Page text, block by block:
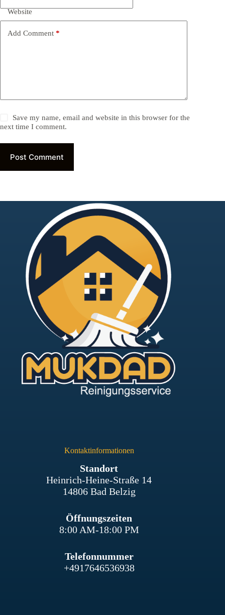
Website
Add Comment *
Save my name, email and website in this browser for the
next time I comment.
Post Comment
Kontaktinformationen
Standort
Heinrich-Heine-Straße 14
14806 Bad Belzig
Öffnungszeiten
8:00 AM-18:00 PM
Telefonnummer
+4917646536938